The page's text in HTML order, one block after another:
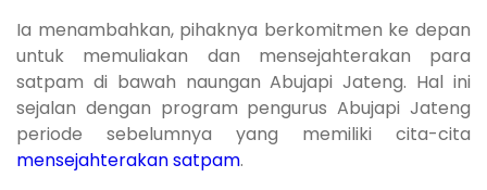
Ia menambahkan, pihaknya berkomitmen ke depan
untuk memuliakan dan mensejahterakan para
satpam di bawah naungan Abujapi Jateng. Hal ini
sejalan dengan program pengurus Abujapi Jateng
periode sebelumnya yang memiliki cita-cita
mensejahterakan satpam.